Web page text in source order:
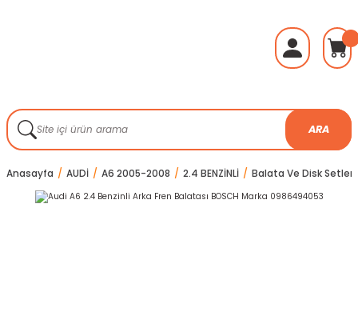
ARA
Anasayfa AUDİ A6 2005-2008 2.4 BENZİNLİ Balata Ve Disk Setleri